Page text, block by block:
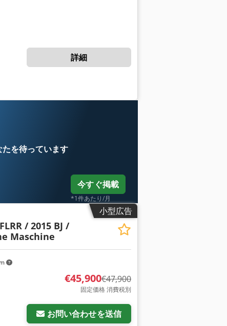
詳細
たを待っています
今すぐ掲載
*1件あたり/月
小型広告
/ 2015 BJ /
Maschine
€45,900€47,900
固定価格 消費税別
お問い合わせを送信